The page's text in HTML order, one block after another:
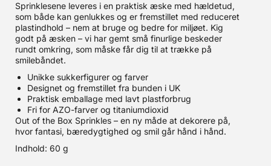
Sprinklesene leveres i en praktisk æske med hældetud,
som både kan genlukkes og er fremstillet med reduceret
plastindhold – nem at bruge og bedre for miljøet. Kig
godt på æsken – vi har gemt små finurlige beskeder
rundt omkring, som måske får dig til at trække på
smilebåndet.
Unikke sukkerfigurer og farver
Designet og fremstillet fra bunden i UK
Praktisk emballage med lavt plastforbrug
Fri for AZO-farver og titaniumdioxid
Out of the Box Sprinkles – en ny måde at dekorere på,
hvor fantasi, bæredygtighed og smil går hånd i hånd.
Indhold: 60 g